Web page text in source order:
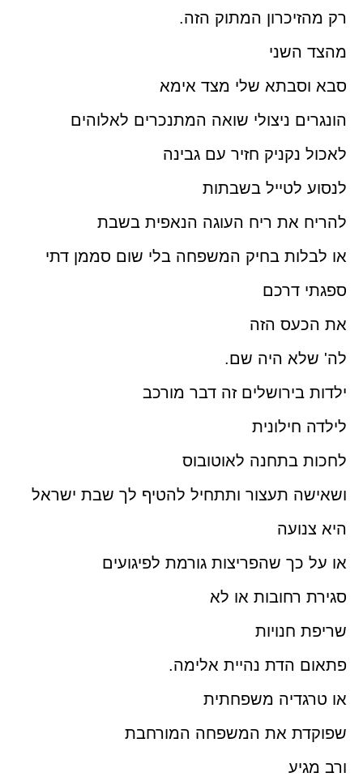
רק מהזיכרון המתוק הזה.
מהצד השני
סבא וסבתא שלי מצד אימא
הונגרים ניצולי שואה המתנכרים לאלוהים
לאכול נקניק חזיר עם גבינה
לנסוע לטייל בשבתות
להריח את ריח העוגה הנאפית בשבת
או לבלות בחיק המשפחה בלי שום סממן דתי
ספגתי דרכם
את הכעס הזה
לה' שלא היה שם.
ילדות בירושלים זה דבר מורכב
לילדה חילונית
לחכות בתחנה לאוטובוס
ושאישה תעצור ותתחיל להטיף לך שבת ישראל
היא צנועה
או על כך שהפריצות גורמת לפיגועים
סגירת רחובות או לא
שריפת חנויות
פתאום הדת נהיית אלימה.
או טרגדיה משפחתית
שפוקדת את המשפחה המורחבת
ורב מגיע